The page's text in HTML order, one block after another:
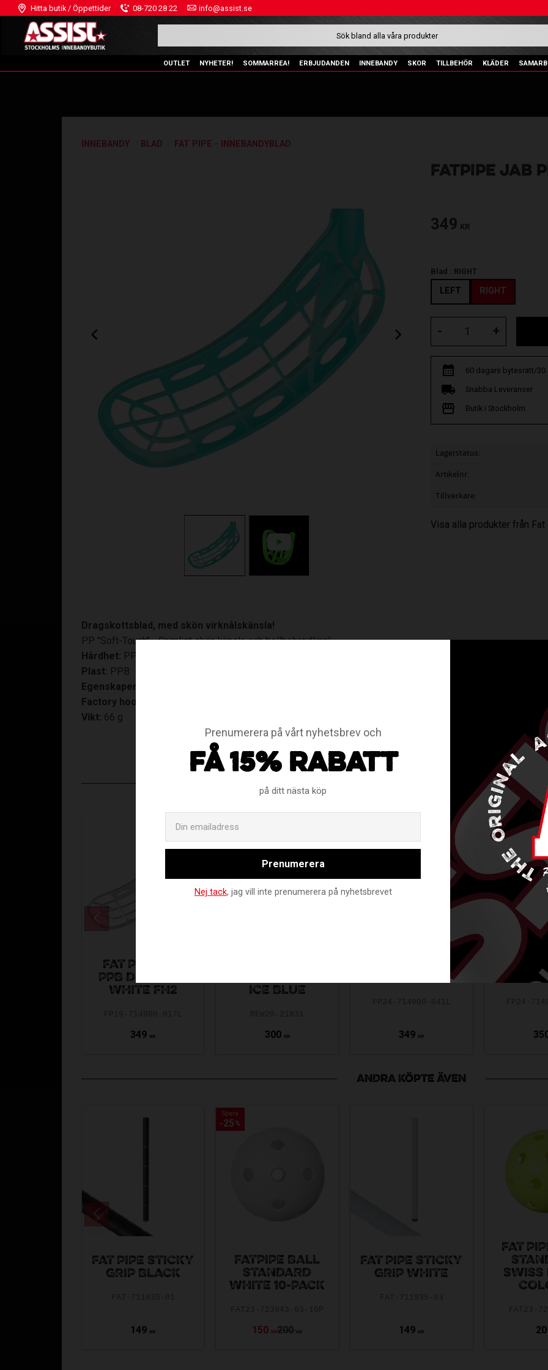
Hitta butik / Öppettider 08-720 28 22 info@assist.se
OUTLET NYHETER! SOMMARREA! ERBJUDANDEN INNEBANDY SKOR TILLBEHÖR KLÄDER
INNEBANDY BLAD FAT PIPE - INNEBANDYBLAD
FATPIPE JAB
349 KR
Blad : RIGHT
LEFT RIGHT
+
-
60 dagars bytesrätt/
Snabba Leveranser
Butik i Stockholm
Lagerstatus
Artikelnr
Tillverkare
Visa alla produkter från Fat
Dragskottsblad, med skön virknålskänsla!
PP "Soft-Touch" - Orimligt skön känsla och bollbehandling!
Hårdhet: PP Boost - något hårdare och står emot lite bättre i skottögonblicket är vanliga PP-plasten, men
Plast: PPB
Egenskaper:
Factory hook:
Vikt: 66 g
RELATERADE PRODUKTER
FAT PIPE JAB
PPB DIAMOND
WHITE FH2
349 KR
ICE BLUE
300 KR
PPB LE PINK FH2
349 KR
FAT
FRESH
ANDRA KÖPTE ÄVEN
FAT PIPE STICKY
GRIP BLACK
149 KR
Spara
25 %
FATPIPE BALL
STANDARD
WHITE 10-PACK
150 KR200 KR
Spara
25 %
FAT PIPE STICKY
GRIP WHITE
149 KR
FAT
SWISS
20
Prenumerera på vårt nyhetsbrev och
FÅ 15% RABATT
på ditt nästa köp
Prenumerera
Nej tack, jag vill inte prenumerera på nyhetsbrevet